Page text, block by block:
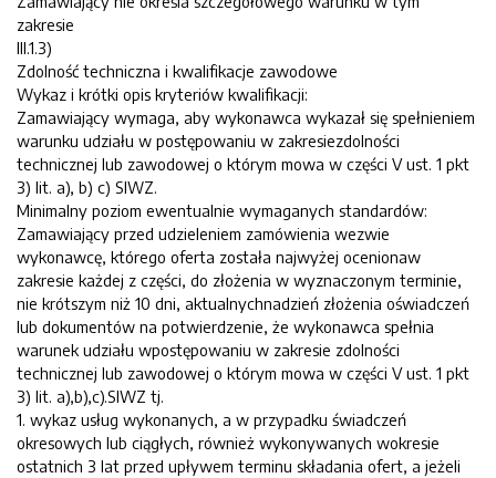
zakresie
III.1.3)
Zdolność techniczna i kwalifikacje zawodowe
Wykaz i krótki opis kryteriów kwalifikacji:
Zamawiający wymaga, aby wykonawca wykazał się spełnieniem
warunku udziału w postępowaniu w zakresiezdolności
technicznej lub zawodowej o którym mowa w części V ust. 1 pkt
3) lit. a), b) c) SIWZ.
Minimalny poziom ewentualnie wymaganych standardów:
Zamawiający przed udzieleniem zamówienia wezwie
wykonawcę, którego oferta została najwyżej ocenionaw
zakresie każdej z części, do złożenia w wyznaczonym terminie,
nie krótszym niż 10 dni, aktualnychnadzień złożenia oświadczeń
lub dokumentów na potwierdzenie, że wykonawca spełnia
warunek udziału wpostępowaniu w zakresie zdolności
technicznej lub zawodowej o którym mowa w części V ust. 1 pkt
3) lit. a),b),c).SIWZ tj.
1. wykaz usług wykonanych, a w przypadku świadczeń
okresowych lub ciągłych, również wykonywanych wokresie
ostatnich 3 lat przed upływem terminu składania ofert, a jeżeli